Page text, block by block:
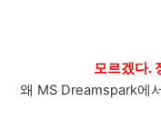
모르겠다.
왜 MS Dreamspark에